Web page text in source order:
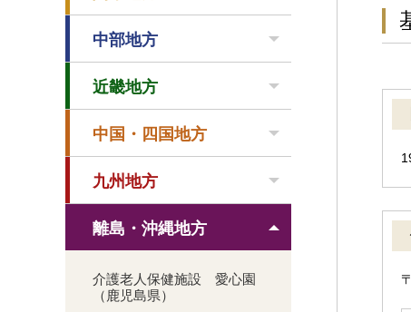
中部地方
近畿地方
中国・四国地方
九州地方
離島・沖縄地方
介護老人保健施設 愛心園
（鹿児島県）